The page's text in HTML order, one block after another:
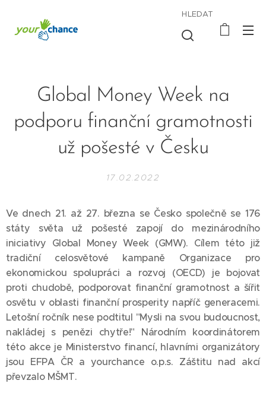
HLEDAT
Global Money Week na
podporu finanční gramotnosti
už pošesté v Česku
17.02.2022
Ve dnech 21. až 27. března se Česko společně se 176
státy světa už pošesté zapojí do mezinárodního
iniciativy Global Money Week (GMW). Cílem této již
tradiční celosvětové kampaně Organizace pro
ekonomickou spolupráci a rozvoj (OECD) je bojovat
proti chudobě, podporovat finanční gramotnost a šířit
osvětu v oblasti finanční prosperity napříč generacemi.
Letošní ročník nese podtitul "Mysli na svou budoucnost,
nakládej s penězi chytře!" Národním koordinátorem
této akce je Ministerstvo financí, hlavními organizátory
jsou EFPA ČRa yourchance o.p.s. Záštitu nad akcí
převzalo MŠMT.